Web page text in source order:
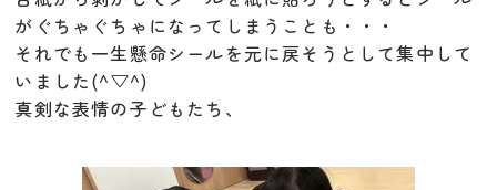
がぐちゃぐちゃになってしまうことも・・・
それでも一生懸命シールを元に戻そうとして集中して
いました(^▽^)
真剣な表情の子どもたち、